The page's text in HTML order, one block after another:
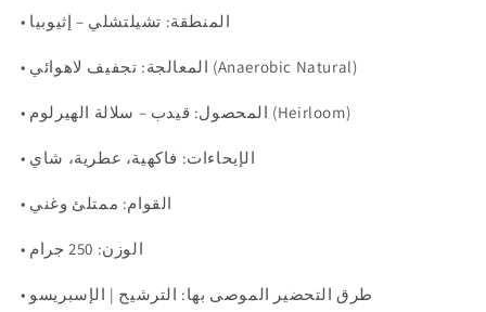
• المنطقة: تشيلتشلي – إثيوبيا
• المعالجة: تجفيف لاهوائي (Anaerobic Natural)
• المحصول: قيدب – سلالة الهيرلوم (Heirloom)
• الإيحاءات: فاكهية، عطرية، شاي
• القوام: ممتلئ وغني
• الوزن: 250 جرام
• طرق التحضير الموصى بها: الترشيح | الإسبريسو